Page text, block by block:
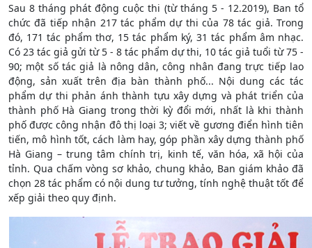
Sau 8 tháng phát động cuộc thi (từ tháng 5 - 12.2019), Ban tổ
chức đã tiếp nhận 217 tác phẩm dự thi của 78 tác giả. Trong
đó, 171 tác phẩm thơ, 15 tác phẩm ký, 31 tác phẩm âm nhạc.
Có 23 tác giả gửi từ 5 - 8 tác phẩm dự thi, 10 tác giả tuổi từ 75 -
90; một số tác giả là nông dân, công nhân đang trực tiếp lao
động, sản xuất trên địa bàn thành phố... Nội dung các tác
phẩm dự thi phản ánh thành tựu xây dựng và phát triển của
thành phố Hà Giang trong thời kỳ đổi mới, nhất là khi thành
phố được công nhận đô thị loại 3; viết về gương điển hình tiên
tiến, mô hình tốt, cách làm hay, góp phần xây dựng thành phố
Hà Giang – trung tâm chính trị, kinh tế, văn hóa, xã hội của
tỉnh. Qua chấm vòng sơ khảo, chung khảo, Ban giám khảo đã
chọn 28 tác phẩm có nội dung tư tưởng, tính nghệ thuật tốt để
xếp giải theo quy định.